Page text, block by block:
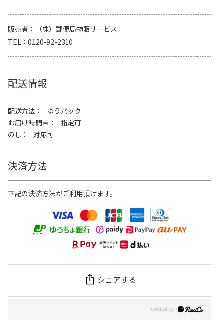
販売者
（株）郵便局物販サービス
TEL
0120-92-2310
配送情報
配送方法
ゆうパック
お届け時間帯
指定可
のし
対応可
決済方法
下記の決済方法がご利用頂けます。
シェアする